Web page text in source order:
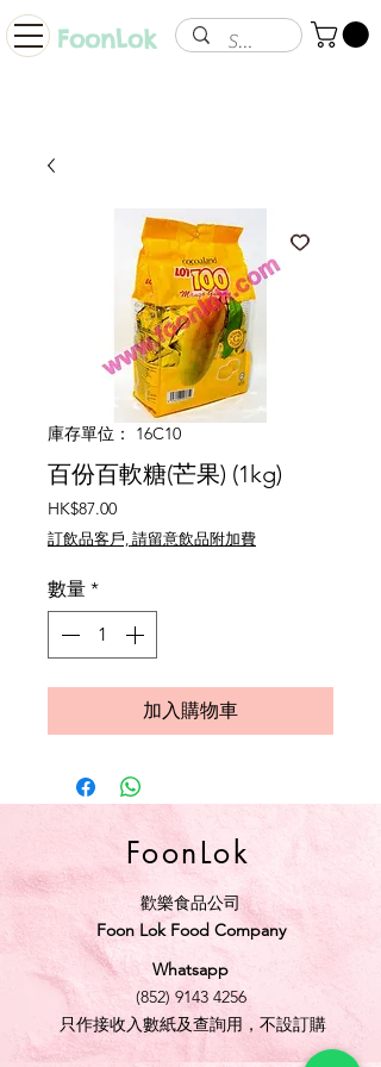
FoonLok
庫存單位： 16C10
百份百軟糖(芒果) (1kg)
HK$87.00價
格
訂飲品客戶, 請留意飲品附加費
數量 *
加入購物車
FoonLok
歡樂食品公司
Foon Lok Food Company
Whatsapp
(852) 9143 4256
只作接收入數紙及查詢用，不設訂購